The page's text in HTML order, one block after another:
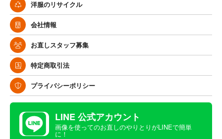
洋服のリサイクル
会社情報
お直しスタッフ募集
特定商取引法
プライバシーポリシー
LINE 公式アカウント
画像を使ってのお直しのやりとりがLINEで簡単
に！